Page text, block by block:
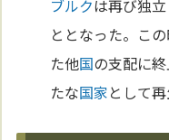
ブルクは再び独
ととなった。この
た他国の支配に終
たな国家として